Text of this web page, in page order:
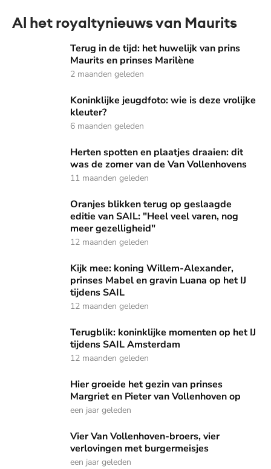
Al het royaltynieuws van Maurits
Terug in de tijd: het huwelijk van prins Maurits en prinses
Terug in de tijd: het huwelijk van prins
Maurits en prinses Marilène
2 maanden geleden
Koninklijke jeugdfoto: wie is deze vrolijke kleuter?
Koninklijke jeugdfoto: wie is deze vrolijke
kleuter?
6 maanden geleden
Herten spotten en plaatjes draaien: dit was de zomer van
Herten spotten en plaatjes draaien: dit
was de zomer van de Van Vollenhovens
11 maanden geleden
Oranjes blikken terug op geslaagde editie van SAIL:
Oranjes blikken terug op geslaagde
editie van SAIL: "Heel veel varen, nog
meer gezelligheid"
12 maanden geleden
Kijk mee: koning Willem-Alexander, prinses Mabel en
Kijk mee: koning Willem-Alexander,
prinses Mabel en gravin Luana op het IJ
tijdens SAIL
12 maanden geleden
Terugblik: koninklijke momenten op het IJ tijdens SAIL
Terugblik: koninklijke momenten op het IJ
tijdens SAIL Amsterdam
12 maanden geleden
Hier groeide het gezin van prinses Margriet en Pieter van
Hier groeide het gezin van prinses
Margriet en Pieter van Vollenhoven op
een jaar geleden
Vier Van Vollenhoven-broers, vier verlovingen met
Vier Van Vollenhoven-broers, vier
verlovingen met burgermeisjes
een jaar geleden